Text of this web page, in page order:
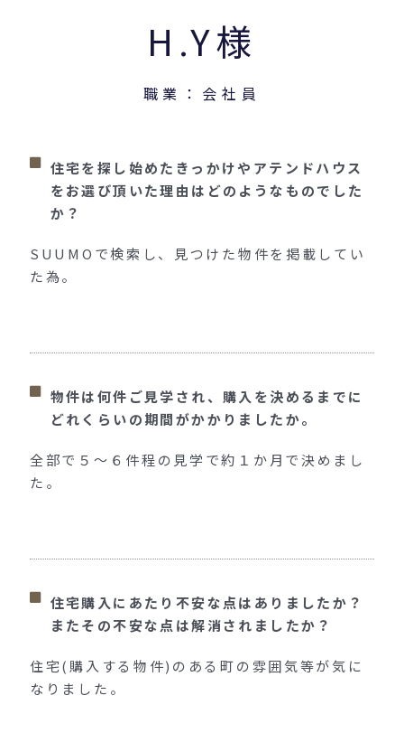
H.Y様
職業：会社員
住宅を探し始めたきっかけやアテンドハウス
をお選び頂いた理由はどのようなものでした
か？
SUUMOで検索し、見つけた物件を掲載してい
た為。
物件は何件ご見学され、購入を決めるまでに
どれくらいの期間がかかりましたか。
全部で５～６件程の見学で約１か月で決めまし
た。
住宅購入にあたり不安な点はありましたか？
またその不安な点は解消されましたか？
住宅(購入する物件)のある町の雰囲気等が気に
なりました。